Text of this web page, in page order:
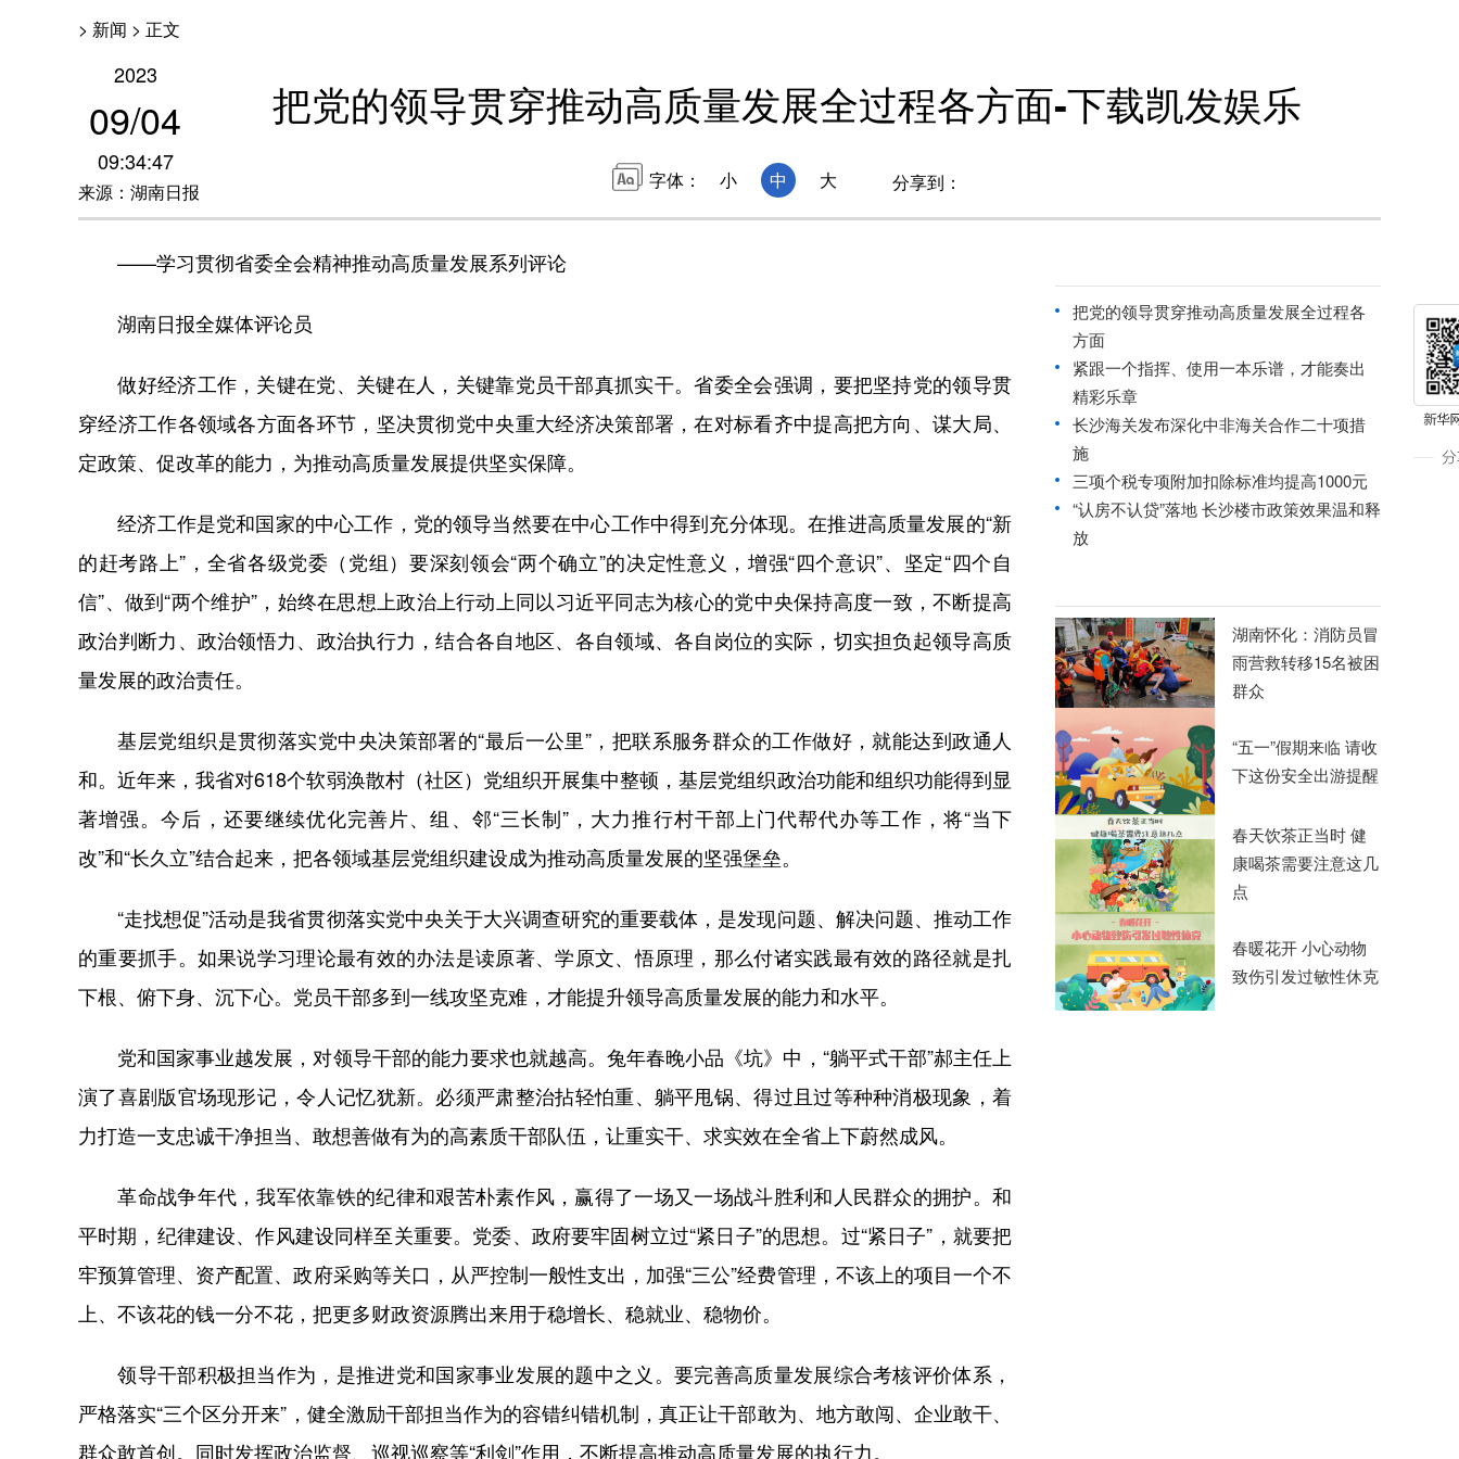
> 新闻 > 正文
2023
09/04
09:34:47
来源：湖南日报
把党的领导贯穿推动高质量发展全过程各方面-下载凯发娱乐
字体： 小 中 大 分享到：
——学习贯彻省委全会精神推动高质量发展系列评论
湖南日报全媒体评论员
做好经济工作，关键在党、关键在人，关键靠党员干部真抓实干。省委全会强调，要把坚持党的领导贯
穿经济工作各领域各方面各环节，坚决贯彻党中央重大经济决策部署，在对标看齐中提高把方向、谋大局、
定政策、促改革的能力，为推动高质量发展提供坚实保障。
经济工作是党和国家的中心工作，党的领导当然要在中心工作中得到充分体现。在推进高质量发展的“新
的赶考路上”，全省各级党委（党组）要深刻领会“两个确立”的决定性意义，增强“四个意识”、坚定“四个自
信”、做到“两个维护”，始终在思想上政治上行动上同以习近平同志为核心的党中央保持高度一致，不断提高
政治判断力、政治领悟力、政治执行力，结合各自地区、各自领域、各自岗位的实际，切实担负起领导高质
量发展的政治责任。
基层党组织是贯彻落实党中央决策部署的“最后一公里”，把联系服务群众的工作做好，就能达到政通人
和。近年来，我省对618个软弱涣散村（社区）党组织开展集中整顿，基层党组织政治功能和组织功能得到显
著增强。今后，还要继续优化完善片、组、邻“三长制”，大力推行村干部上门代帮代办等工作，将“当下
改”和“长久立”结合起来，把各领域基层党组织建设成为推动高质量发展的坚强堡垒。
“走找想促”活动是我省贯彻落实党中央关于大兴调查研究的重要载体，是发现问题、解决问题、推动工作
的重要抓手。如果说学习理论最有效的办法是读原著、学原文、悟原理，那么付诸实践最有效的路径就是扎
下根、俯下身、沉下心。党员干部多到一线攻坚克难，才能提升领导高质量发展的能力和水平。
党和国家事业越发展，对领导干部的能力要求也就越高。兔年春晚小品《坑》中，“躺平式干部”郝主任上
演了喜剧版官场现形记，令人记忆犹新。必须严肃整治拈轻怕重、躺平甩锅、得过且过等种种消极现象，着
力打造一支忠诚干净担当、敢想善做有为的高素质干部队伍，让重实干、求实效在全省上下蔚然成风。
革命战争年代，我军依靠铁的纪律和艰苦朴素作风，赢得了一场又一场战斗胜利和人民群众的拥护。和
平时期，纪律建设、作风建设同样至关重要。党委、政府要牢固树立过“紧日子”的思想。过“紧日子”，就要把
牢预算管理、资产配置、政府采购等关口，从严控制一般性支出，加强“三公”经费管理，不该上的项目一个不
上、不该花的钱一分不花，把更多财政资源腾出来用于稳增长、稳就业、稳物价。
领导干部积极担当作为，是推进党和国家事业发展的题中之义。要完善高质量发展综合考核评价体系，
严格落实“三个区分开来”，健全激励干部担当作为的容错纠错机制，真正让干部敢为、地方敢闯、企业敢干、
群众敢首创。同时发挥政治监督、巡视巡察等“利剑”作用，不断提高推动高质量发展的执行力。
把党的领导贯穿推动高质量发展全过程各
方面
紧跟一个指挥、使用一本乐谱，才能奏出
精彩乐章
长沙海关发布深化中非海关合作二十项措
施
三项个税专项附加扣除标准均提高1000元
“认房不认贷”落地 长沙楼市政策效果温和释
放
湖南怀化：消防员冒
雨营救转移15名被困
群众
“五一”假期来临 请收
下这份安全出游提醒
春天饮茶正当时 健
康喝茶需要注意这几
点
春暖花开 小心动物
致伤引发过敏性休克